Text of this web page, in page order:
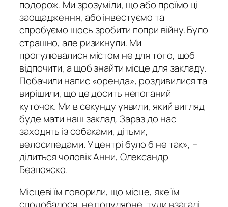
подорож. Ми зрозуміли, що або проїмо ці
заощадження, або інвестуємо та
спробуємо щось зробити попри війну. Було
страшно, але ризикнули. Ми
прогулювалися містом не для того, щоб
відпочити, а щоб знайти місце для закладу.
Побачили напис «оренда», роздивилися та
вирішили, що це досить непоганий
куточок. Ми в секунду уявили, який вигляд
буде мати наш заклад. Зараз до нас
заходять із собаками, дітьми,
велосипедами. У центрі було б не так», –
ділиться чоловік Анни, Олександр
Безпояско.
Місцеві їм говорили, що місце, яке їм
сподобалося, не популярне, туди взагалі